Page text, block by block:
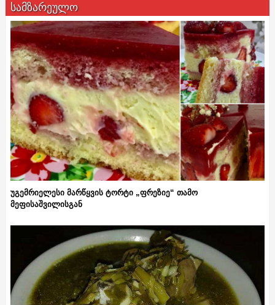
სამზარეულო
უგემრიელესი მარწყვის ტორტი „ფრეზიე“ თამო
მეფისაშვილისგან